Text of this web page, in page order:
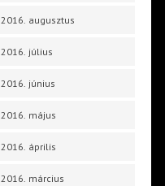
2016. augusztus
2016. július
2016. június
2016. május
2016. április
2016. március